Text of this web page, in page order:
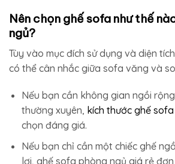
Nên chọn ghế sofa như thế
ngủ?
Tùy vào mục đích sử dụng và diện
có thể cân nhắc giữa sofa văng và
Nếu bạn cần không gian ngồi
thường xuyên, kích thước ghế sofa
chọn đáng giá.
Nếu bạn chỉ cần một chiếc ghế
lợi, ghế sofa phòng ngủ giá rẻ